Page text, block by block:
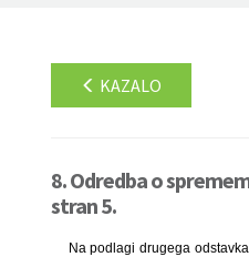
KAZALO
8. Odredba o
stran 5.
Na podlagi drugega